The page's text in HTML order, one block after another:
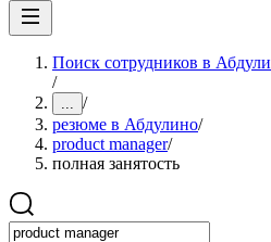
Поиск сотрудников в
/
... /
резюме в Абдулино/
product manager/
полная занятость